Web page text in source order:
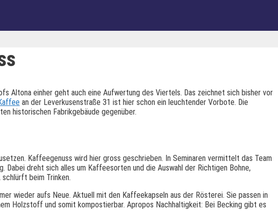
Altona einher geht auch eine Aufwertung des Viertels. Das zeichnet sich bisher vor
an der Leverkusenstraße 31 ist hier schon ein leuchtender Vorbote. Die
historischen Fabrikgebäude gegenüber.
Kaffeegenuss wird hier gross geschrieben. In Seminaren vermittelt das Team
Dabei dreht sich alles um Kaffeesorten und die Auswahl der Richtigen Bohne,
beim Trinken.
wieder aufs Neue. Aktuell mit den Kaffeekapseln aus der Rösterei. Sie passen in
Holzstoff und somit kompostierbar. Apropos Nachhaltigkeit: Bei Becking gibt es